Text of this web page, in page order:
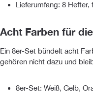
Lieferumfang: 8
Acht Farben für
Ein 8er-Set bündelt acht
gehören nicht dazu und
8er-Set: Weiß, Gelb,